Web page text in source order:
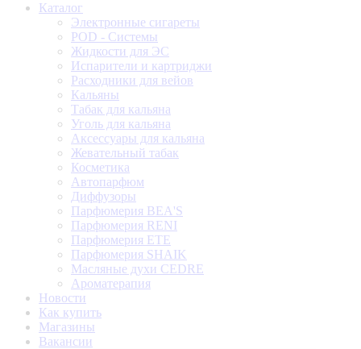
Каталог
Электронные сигареты
POD - Системы
Жидкости для ЭС
Испарители и картриджи
Расходники для вейов
Кальяны
Табак для кальяна
Уголь для кальяна
Аксессуары для кальяна
Жевательный табак
Косметика
Автопарфюм
Диффузоры
Парфюмерия BEA'S
Парфюмерия RENI
Парфюмерия ETE
Парфюмерия SHAIK
Масляные духи CEDRE
Ароматерапия
Новости
Как купить
Магазины
Вакансии